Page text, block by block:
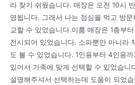
라 찾기 쉬웠습니다. 매장은 오전 10시
영됩니다. 그래서 나는 점심을 먹고 방
교할 수 있었습니다.이룸 매장은 1층부
전시되어 있었습니다. 소파뿐만 아니라
도 볼 수 있었습니다. 1인용부터 4인용
있어서 가족에 맞게 선택할 수 있었습니
설명해주셔서 선택하는데 도움이 되었